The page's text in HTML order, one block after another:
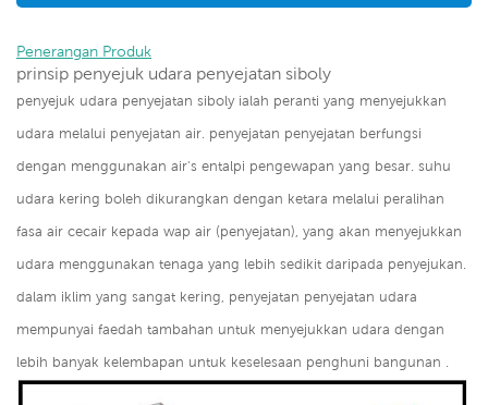
Penerangan Produk
prinsip penyejuk udara penyejatan siboly
penyejuk udara penyejatan siboly ialah peranti yang menyejukkan
udara melalui penyejatan air. penyejatan penyejatan berfungsi
dengan menggunakan air's entalpi pengewapan yang besar. suhu
udara kering boleh dikurangkan dengan ketara melalui peralihan
fasa air cecair kepada wap air (penyejatan), yang akan menyejukkan
udara menggunakan tenaga yang lebih sedikit daripada penyejukan.
dalam iklim yang sangat kering, penyejatan penyejatan udara
mempunyai faedah tambahan untuk menyejukkan udara dengan
lebih banyak kelembapan untuk keselesaan penghuni bangunan .